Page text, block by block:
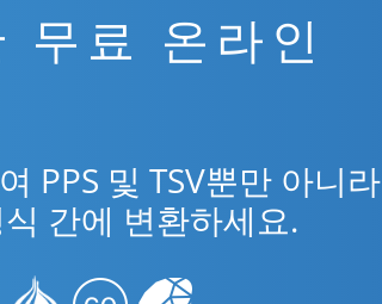
무료 온라인
PPS 및 TSV뿐만 아니라
간에 변환하세요.